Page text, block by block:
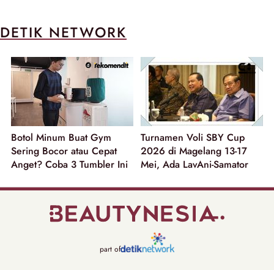
DETIK NETWORK
Botol Minum Buat Gym
Sering Bocor atau Cepat
Anget? Coba 3 Tumbler Ini
Turnamen Voli SBY Cup
2026 di Magelang 13-17
Mei, Ada LavAni-Samator
part of